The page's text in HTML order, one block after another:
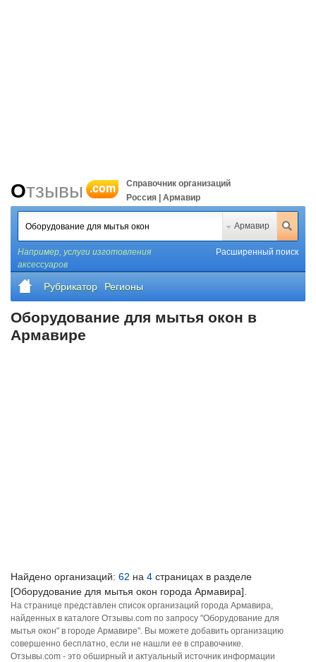
Отзывы .com
Справочник организаций
Россия | Армавир
Армавир
Например, услуги изготовления
аксессуаров
Расширенный поиск
Рубрикатор Регионы
Оборудование для мытья окон в
Армавире
Найдено организаций: 62 на 4 страницах в разделе
[Оборудование для мытья окон города Армавира].
На странице представлен список организаций города Армавира,
найденных в каталоге Отзывы.com по запросу "Оборудование для
мытья окон" в городе Армавире". Вы можете добавить организацию
совершенно бесплатно, если не нашли ее в справочнике.
Отзывы.com - это обширный и актуальный источник информации